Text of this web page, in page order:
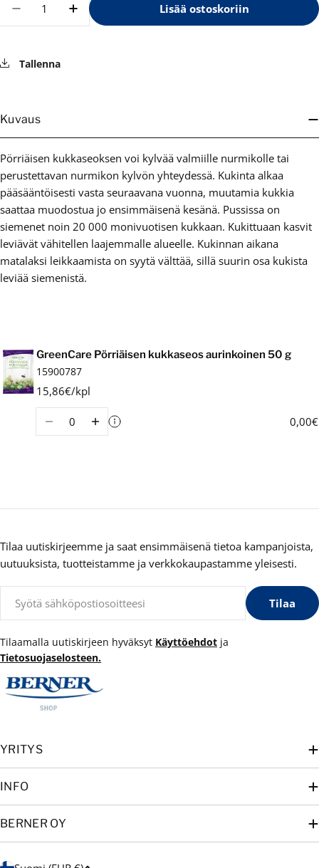
Vähennä määrää tuotteelle GreenCare
Lisää määrää tuotteelle GreenCare
Lisää ostoskoriin
Tallenna
Kuvaus
Pörriäisen kukkaseoksen voi kylvää valmiille nurmikolle tai
perustettavan nurmikon kylvön yhteydessä. Kukinta alkaa
pääsääntöisesti vasta seuraavana vuonna, muutamia kukkia
saattaa muodostua jo ensimmäisenä kesänä. Pussissa on
siemenet noin 20 000 monivuotisen kukkaan. Kukittuaan kasvit
leviävät vähitellen laajemmalle alueelle. Kukinnan aikana
matalaksi leikkaamista on syytä välttää, sillä suurin osa kukista
leviää siemenistä.
OstoskoriGreenCare Pörriäisen kukkaseos aurinkoinen 50 g
15900787
15,86€/kpl
0,00€
YRITYS
INFO
BERNER OY
Tilaa uutiskirjeemme ja saat ensimmäisenä tietoa kampanjoista,
uutuuksista, tuotteistamme ja verkkokaupastamme yleisesti.
Tilaa
Tilaamalla uutiskirjeen hyväksyt Käyttöehdot ja
Tietosuojaselosteen.